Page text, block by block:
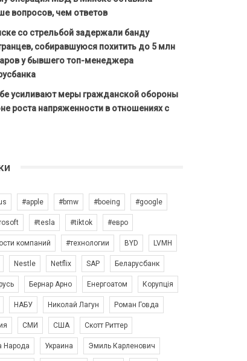
вопросов, чем ответов
со стрельбой задержали банду
собиравшуюся похитить до 5 млн
у бывшего топ-менеджера
усиливают меры гражданской обороны
роста напряженности в отношениях с
#apple #bmw #boeing #google
#tesla #tiktok #евро
компаний #технологии BYD LVMH
Nestle Netflix SAP Беларусбанк
Бернар Арно Енергоатом Корупція
НАБУ Николай Лагун Роман Говда
СМИ США Скотт Риттер
Народа Украина Эмиль Карленович